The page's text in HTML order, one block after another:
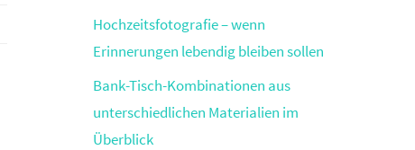
Hochzeitsfotografie – wenn
Erinnerungen lebendig bleiben sollen
Bank-Tisch-Kombinationen aus
unterschiedlichen Materialien im
Überblick